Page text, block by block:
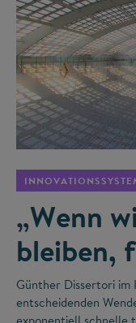
„Wenn
bleiben,
Günther Dissertori im
entscheidenden